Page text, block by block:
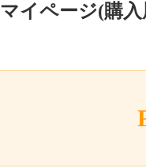
マイページ(購